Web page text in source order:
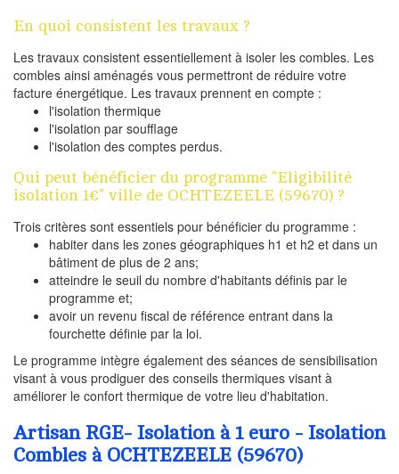
En quoi consistent les travaux ?
Les travaux consistent essentiellement à isoler les combles. Les
combles ainsi aménagés vous permettront de réduire votre
facture énergétique. Les travaux prennent en compte :
l'isolation thermique
l'isolation par soufflage
l'isolation des comptes perdus.
Qui peut bénéficier du programme "Eligibilité
isolation 1€" ville de OCHTEZEELE (59670) ?
Trois critères sont essentiels pour bénéficier du programme :
habiter dans les zones géographiques h1 et h2 et dans un
bâtiment de plus de 2 ans;
atteindre le seuil du nombre d'habitants définis par le
programme et;
avoir un revenu fiscal de référence entrant dans la
fourchette définie par la loi.
Le programme intègre également des séances de sensibilisation
visant à vous prodiguer des conseils thermiques visant à
améliorer le confort thermique de votre lieu d'habitation.
Artisan RGE- Isolation à 1 euro - Isolation
Combles à OCHTEZEELE (59670)